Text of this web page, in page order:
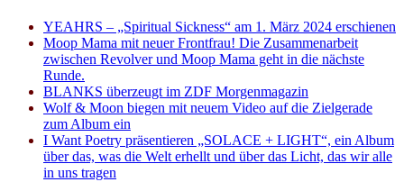
YEAHRS – „Spiritual Sickness“ am 1. März 2024 erschienen
Moop Mama mit neuer Frontfrau! Die Zusammenarbeit
zwischen Revolver und Moop Mama geht in die nächste
Runde.
BLANKS überzeugt im ZDF Morgenmagazin
Wolf & Moon biegen mit neuem Video auf die Zielgerade
zum Album ein
I Want Poetry präsentieren „SOLACE + LIGHT“, ein Album
über das, was die Welt erhellt und über das Licht, das wir alle
in uns tragen